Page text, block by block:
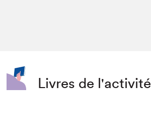
Livres de l'activité